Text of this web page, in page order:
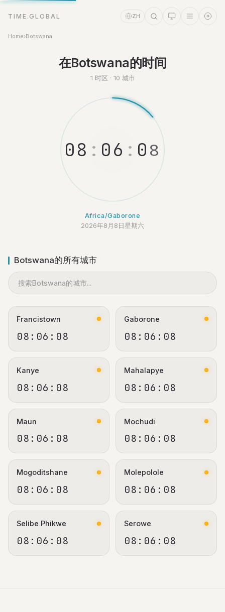
TIME.GLOBAL ZH
Home›Botswana
在Botswana的时间
1 时区 · 10 城市
08 : 06 : 08
Africa/Gaborone
2026年8月8日星期六
Botswana的所有城市
Francistown
08:06:08
Gaborone
08:06:08
Kanye
08:06:08
Mahalapye
08:06:08
Maun
08:06:08
Mochudi
08:06:08
Mogoditshane
08:06:08
Molepolole
08:06:08
Selibe Phikwe
08:06:08
Serowe
08:06:08